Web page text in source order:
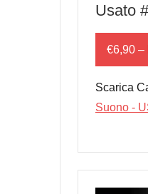
Usato
€6,90 –
Scarica
Suono -